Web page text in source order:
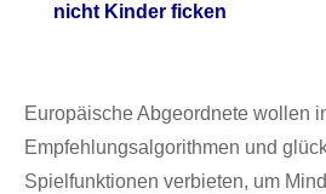
nicht Kinder ficken
Europäische Abgeordnete wollen
Empfehlungsalgorithmen und
Spielfunktionen verbieten, um